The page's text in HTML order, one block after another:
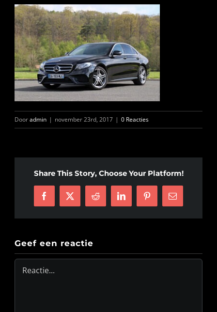
INFO
OPENINGSTIJDEN
CONTACT
ANDERE VESTIGINGEN
Dooradmin | november 23rd, 2017 | 0 Reacties
Share This Story, Choose Your Platform!
Facebook
X Reddit LinkedInPinterest
E-
mail
Geef een reactie
Reactie